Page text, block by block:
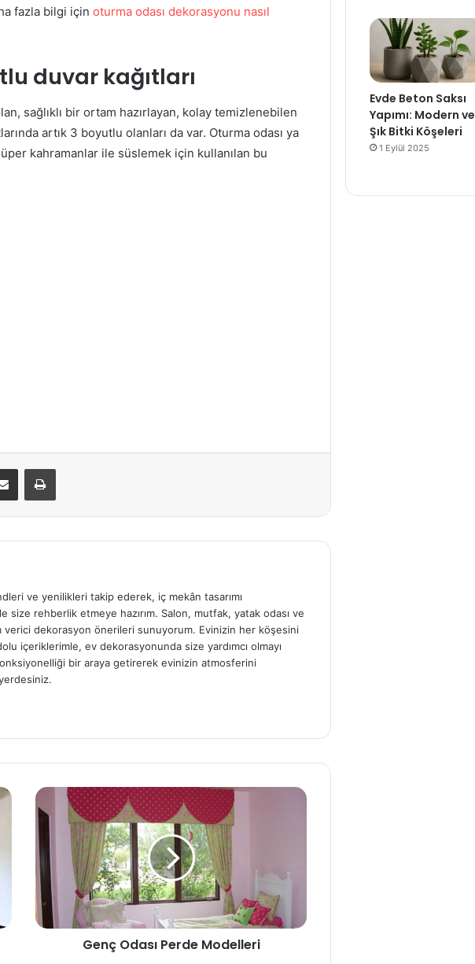
fazla bilgi için oturma odası dekorasyonu nasıl
duvar kağıtları
sağlıklı bir ortam hazırlayan, kolay temizlenebilen
artık 3 boyutlu olanları da var. Oturma odası ya
kahramanlar ile süslemek için kullanılan bu
ve yenilikleri takip ederek, iç mekân tasarımı
size rehberlik etmeye hazırım. Salon, mutfak, yatak odası ve
verici dekorasyon önerileri sunuyorum. Evinizin her köşesini
içeriklerimle, ev dekorasyonunda size yardımcı olmayı
bir araya getirerek evinizin atmosferini
Genç Odası Perde Modelleri
Evde Beton Saksı
Yapımı: Modern ve
Şık Bitki Köşeleri
1 Eylül 2025